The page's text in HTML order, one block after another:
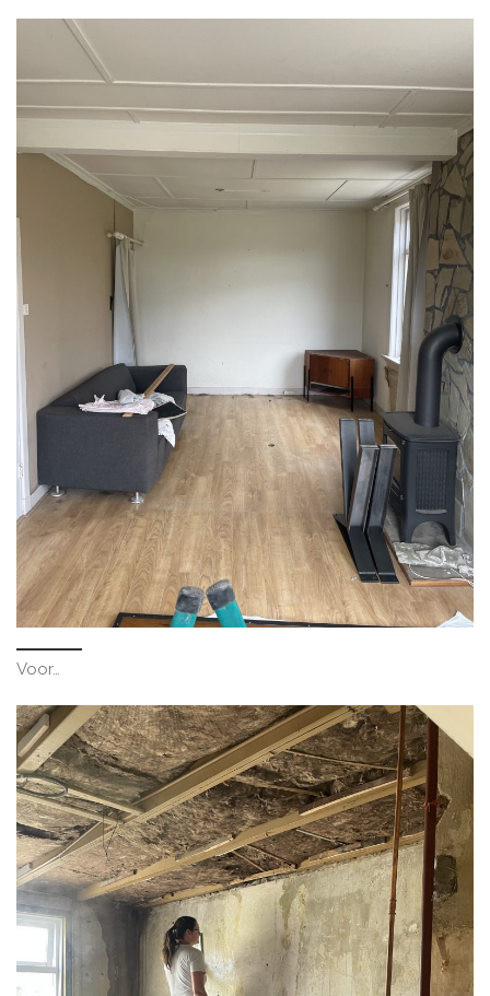
Voor…